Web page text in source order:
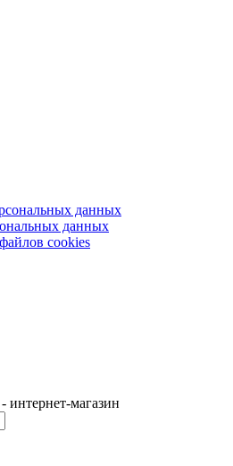
данных
данных
cookies
магазин